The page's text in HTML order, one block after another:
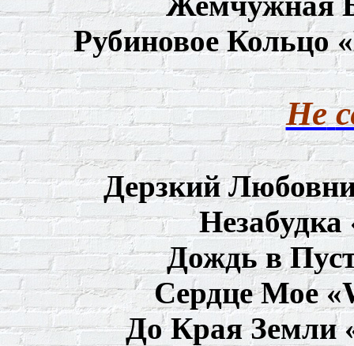
Рубиновое Кольцо «
Не
Дерзкий
Незабудка
Дождь в
Сердце Мое
До Края Земли